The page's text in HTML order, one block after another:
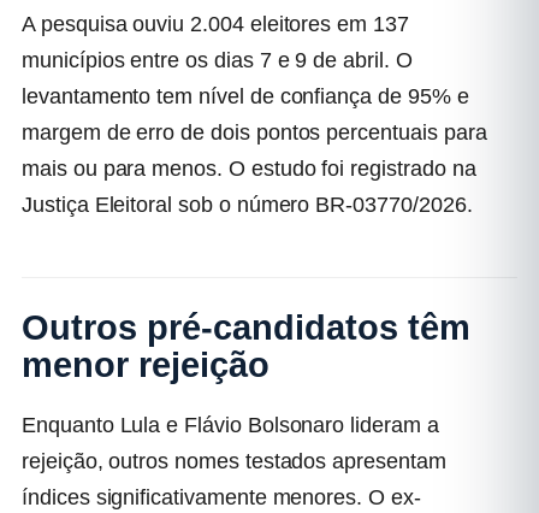
A pesquisa ouviu 2.004 eleitores em 137
municípios entre os dias 7 e 9 de abril. O
levantamento tem nível de confiança de 95% e
margem de erro de dois pontos percentuais para
mais ou para menos. O estudo foi registrado na
Justiça Eleitoral sob o número BR-03770/2026.
Outros pré-candidatos têm
menor rejeição
Enquanto Lula e Flávio Bolsonaro lideram a
rejeição, outros nomes testados apresentam
índices significativamente menores. O ex-